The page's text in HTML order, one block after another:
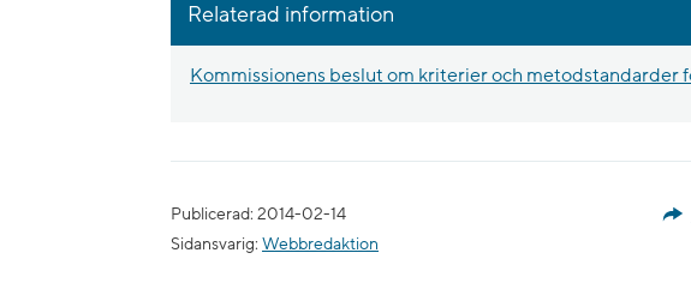
Relaterad information
Kommissionens beslut om kriterier och metodstandarder
Publicerad: 2014-02-14
Sidansvarig: Webbredaktion